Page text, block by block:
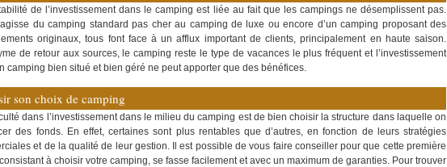
de l’investissement dans le camping est liée au fait que les campings ne désemplissent pas.
du camping standard pas cher au camping de luxe ou encore d’un camping proposant des
originaux, tous font face à un afflux important de clients, principalement en haute saison.
de retour aux sources, le camping reste le type de vacances le plus fréquent et l’investissement
camping bien situé et bien géré ne peut apporter que des bénéfices.
son choix de camping
dans l’investissement dans le milieu du camping est de bien choisir la structure dans laquelle on
des fonds. En effet, certaines sont plus rentables que d’autres, en fonction de leurs stratégies
et de la qualité de leur gestion. Il est possible de vous faire conseiller pour que cette première
à choisir votre camping, se fasse facilement et avec un maximum de garanties. Pour trouver